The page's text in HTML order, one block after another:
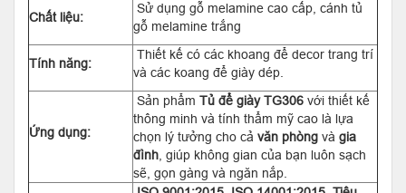
Chất liệu:
Sử dụng gỗ melamine cao cấp, cánh tủ
gỗ melamine trắng
Tính năng:
Thiết kế có các khoang để decor trang trí
và các koang để giày dép.
Ứng dụng:
Sản phẩm Tủ để giày TG306 với thiết kế
thông minh và tính thẩm mỹ cao là lựa
chọn lý tưởng cho cả văn phòng và gia
đình , giúp không gian của bạn luôn sạch
sẽ, gọn gàng và ngăn nắp.